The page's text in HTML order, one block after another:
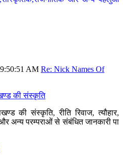
AM Re: Nick Names Of
की संस्कृति
की संस्कृति, रीति रिवाज, त्यौहार,
अन्य परम्पराओं से संबंधित जानकारी पा